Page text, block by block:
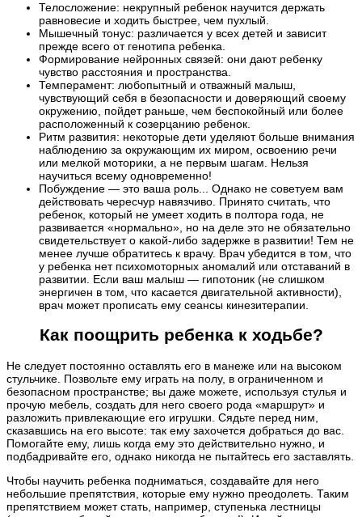
Телосложение: некрупный ребенок научится держать
равновесие и ходить быстрее, чем пухлый.
Мышечный тонус: различается у всех детей и зависит
прежде всего от генотипа ребенка.
Формирование нейронных связей: они дают ребенку
чувство расстояния и пространства.
Темперамент: любопытный и отважный малыш,
чувствующий себя в безопасности и доверяющий своему
окружению, пойдет раньше, чем беспокойный или более
расположенный к созерцанию ребенок.
Ритм развития: некоторые дети уделяют больше внимания
наблюдению за окружающим их миром, освоению речи
или мелкой моторики, а не первым шагам. Нельзя
научиться всему одновременно!
Побуждение — это ваша роль... Однако не советуем вам
действовать чересчур навязчиво. Принято считать, что
ребенок, который не умеет ходить в полтора года, не
развивается «нормально», но на деле это не обязательно
свидетельствует о какой-либо задержке в развитии! Тем не
менее лучше обратитесь к врачу. Врач убедится в том, что
у ребенка нет психомоторных аномалий или отставаний в
развитии. Если ваш малыш — гипотоник (не слишком
энергичен в том, что касается двигательной активности),
врач может прописать ему сеансы кинезитерапии.
Как поощрить ребенка к ходьбе?
Не следует постоянно оставлять его в манеже или на высоком
стульчике. Позвольте ему играть на полу, в ограниченном и
безопасном пространстве; вы даже можете, используя стулья и
прочую мебель, создать для него своего рода «маршрут» и
разложить привлекающие его игрушки. Сядьте перед ним,
сказавшись на его высоте: так ему захочется добраться до вас.
Помогайте ему, лишь когда ему это действительно нужно, и
подбадривайте его, однако никогда не пытайтесь его заставлять.
Чтобы научить ребенка подниматься, создавайте для него
небольшие препятствия, которые ему нужно преодолеть. Таким
препятствием может стать, например, ступенька лестницы